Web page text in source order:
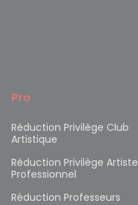
Pro
Réduction Privilège Club
Artistique
Réduction Privilège Artiste
Professionnel
Réduction Professeurs